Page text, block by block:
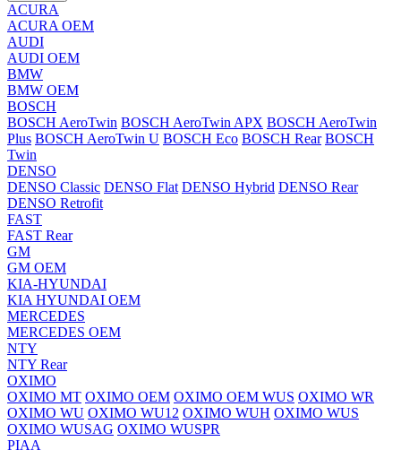
ACURA
ACURA OEM
AUDI
AUDI OEM
BMW
BMW OEM
BOSCH
BOSCH AeroTwin BOSCH AeroTwin APX BOSCH AeroTwin
Plus BOSCH AeroTwin U BOSCH Eco BOSCH Rear BOSCH
Twin
DENSO
DENSO Classic DENSO Flat DENSO Hybrid DENSO Rear
DENSO Retrofit
FAST
FAST Rear
GM
GM OEM
KIA-HYUNDAI
KIA HYUNDAI OEM
MERCEDES
MERCEDES OEM
NTY
NTY Rear
OXIMO
OXIMO MT OXIMO OEM OXIMO OEM WUS OXIMO WR
OXIMO WU OXIMO WU12 OXIMO WUH OXIMO WUS
OXIMO WUSAG OXIMO WUSPR
PIAA